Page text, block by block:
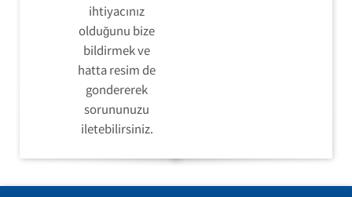
ihtiyacınız
olduğunu bize
bildirmek ve
hatta resim de
gondererek
sorununuzu
iletebilirsiniz.